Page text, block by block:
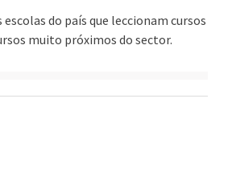
do país que leccionam cursos
muito próximos do sector.